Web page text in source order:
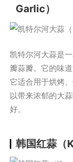
Garlic）
凯特尔河大蒜是
瓣蒜瓣。它的味
它适合用于烘烤
以带来浓郁的大
好。
韩国红蒜（